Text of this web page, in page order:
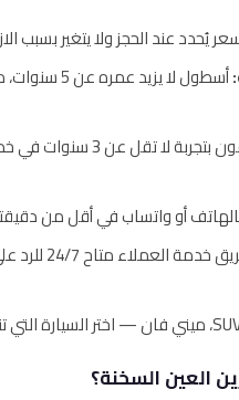
يُحدد عند الحجز ولا يتغير بسبب
أسطول لا
سائقون بتجربة
أو واتساب في أقل من
فريق
العين السخنة؟